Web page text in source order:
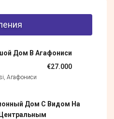
Дом В Агафониси
€27.000
Агафониси
Дом С Видом На